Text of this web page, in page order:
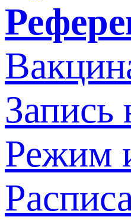
Запись
Режим